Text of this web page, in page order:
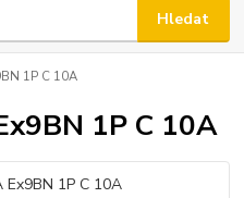
Hledat
1P C 10A
1P C 10A